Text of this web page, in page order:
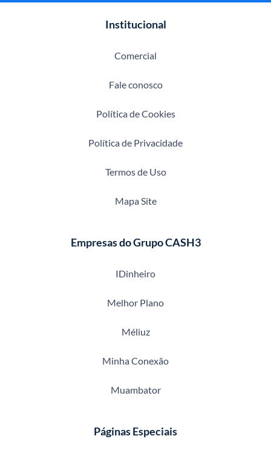
Institucional
Comercial
Fale conosco
Política de Cookies
Política de Privacidade
Termos de Uso
Mapa Site
Empresas do Grupo CASH3
IDinheiro
Melhor Plano
Méliuz
Minha Conexão
Muambator
Páginas Especiais